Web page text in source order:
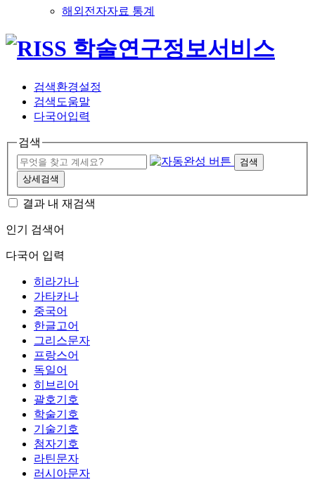
해외전자자료 통계
검색환경설정
검색도움말
다국어입력
검색
검색
상세검색
결과 내 재검색
인기 검색어
다국어 입력
히라가나
가타카나
중국어
한글고어
그리스문자
프랑스어
독일어
히브리어
괄호기호
학술기호
기술기호
첨자기호
라틴문자
러시아문자